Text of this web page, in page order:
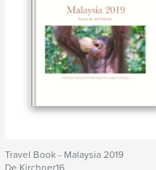
Travel Book - Malaysia 2019
De Kirchner16